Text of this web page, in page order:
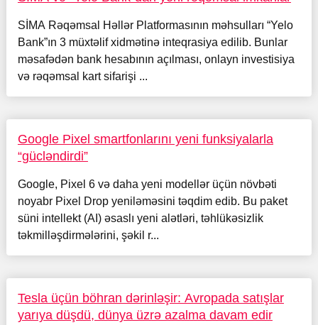
SİMA Rəqəmsal Həllər Platformasının məhsulları “Yelo
Bank”ın 3 müxtəlif xidmətinə inteqrasiya edilib. Bunlar
məsafədən bank hesabının açılması, onlayn investisiya
və rəqəmsal kart sifarişi ...
Google Pixel smartfonlarını yeni funksiyalarla
“gücləndirdi”
Google, Pixel 6 və daha yeni modellər üçün növbəti
noyabr Pixel Drop yeniləməsini təqdim edib. Bu paket
süni intellekt (AI) əsaslı yeni alətləri, təhlükəsizlik
təkmilləşdirmələrini, şəkil r...
Tesla üçün böhran dərinləşir: Avropada satışlar
yarıya düşdü, dünya üzrə azalma davam edir